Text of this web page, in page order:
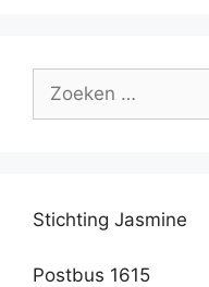
Zoek
Stichting Jasmine
Postbus 1615